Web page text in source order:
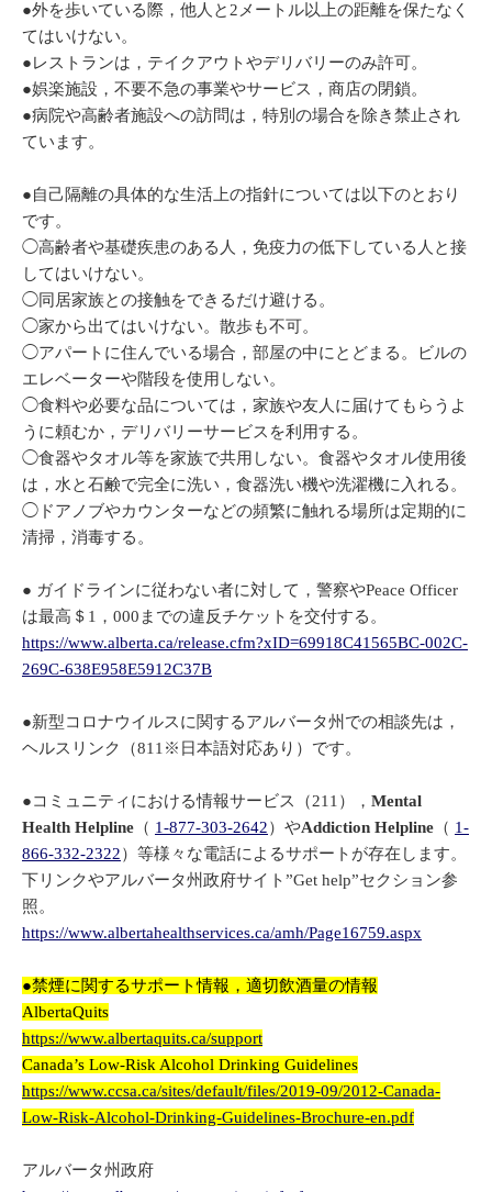
●外を歩いている際，他人と2メートル以上の距離を保たなく
てはいけない。
●レストランは，テイクアウトやデリバリーのみ許可。
●娯楽施設，不要不急の事業やサービス，商店の閉鎖。
●病院や高齢者施設への訪問は，特別の場合を除き禁止され
ています。
●自己隔離の具体的な生活上の指針については以下のとおり
です。
◯高齢者や基礎疾患のある人，免疫力の低下している人と接
してはいけない。
◯同居家族との接触をできるだけ避ける。
◯家から出てはいけない。散歩も不可。
◯アパートに住んでいる場合，部屋の中にとどまる。ビルの
エレベーターや階段を使用しない。
◯食料や必要な品については，家族や友人に届けてもらうよ
うに頼むか，デリバリーサービスを利用する。
◯食器やタオル等を家族で共用しない。食器やタオル使用後
は，水と石鹸で完全に洗い，食器洗い機や洗濯機に入れる。
◯ドアノブやカウンターなどの頻繁に触れる場所は定期的に
清掃，消毒する。
● ガイドラインに従わない者に対して，警察やPeace Officer
は最高＄1，000までの違反チケットを交付する。
https://www.alberta.ca/release.cfm?xID=69918C41565BC-002C-
269C-638E958E5912C37B
●新型コロナウイルスに関するアルバータ州での相談先は，
ヘルスリンク（811※日本語対応あり）です。
●コミュニティにおける情報サービス（211）， Mental
Health Helpline （ 1-877-303-2642）やAddiction Helpline （ 1-
866-332-2322）等様々な電話によるサポートが存在します。
下リンクやアルバータ州政府サイト”Get help”セクション参
照。
https://www.albertahealthservices.ca/amh/Page16759.aspx
●禁煙に関するサポート情報，適切飲酒量の情報
AlbertaQuits
https://www.albertaquits.ca/support
Canada’s Low-Risk Alcohol Drinking Guidelines
https://www.ccsa.ca/sites/default/files/2019-09/2012-Canada-
Low-Risk-Alcohol-Drinking-Guidelines-Brochure-en.pdf
アルバータ州政府